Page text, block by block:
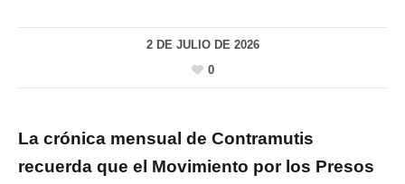
2 DE JULIO DE 2026
0
La crónica mensual de Contramutis
recuerda que el Movimiento por los Presos